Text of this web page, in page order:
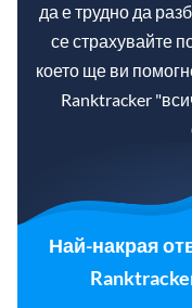
да е трудно да
се страхувайте
което ще ви
Ranktracker
Най-накрая